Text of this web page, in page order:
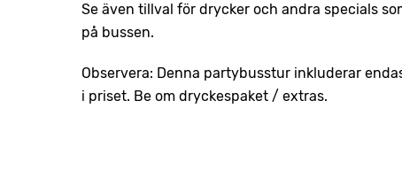
Se även tillval för drycker och andra specials
på bussen.
Observera: Denna partybusstur inkluderar
i priset. Be om dryckespaket / extras.